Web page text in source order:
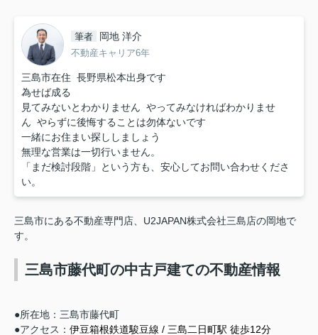
筆者 岡地 洋介
不動産キャリア6年
三島市在住 長野県松本出身です
為せば成る
見てみないとわかりません やってみなければわかりませ
ん やらずに後悔することは勿体ないです
一緒にお住まい探ししましょう
無理な営業は一切行いません。
「まだ検討段階」という方も、安心してお問い合わせくださ
い。
三島市にある不動産専門店、U2JAPAN株式会社三島店の岡地で
す。
三島市藤代町の中古戸建ての不動産情報
●所在地：三島市藤代町
●アクセス： 伊豆箱根鉄道駿豆線 / 三島二日町駅 徒歩12分